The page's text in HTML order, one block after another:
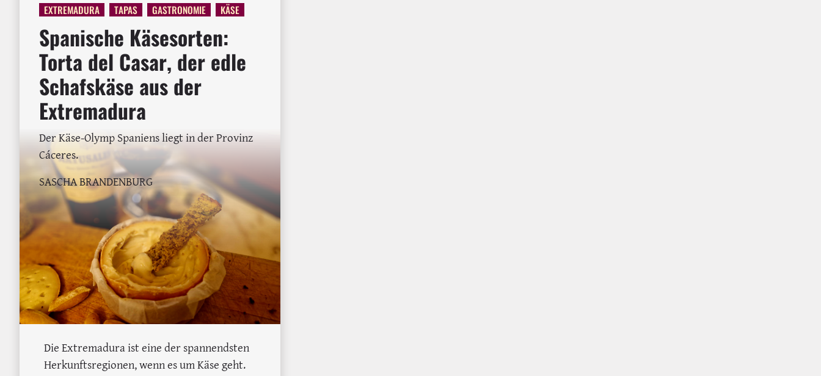
EXTREMADURA TAPAS GASTRONOMIE KÄSE
Spanische Käsesorten:
Torta del Casar, der edle
Schafskäse aus der
Extremadura
Der Käse-Olymp Spaniens liegt in der Provinz
Cáceres.
SASCHA BRANDENBURG
Die Extremadura ist eine der spannendsten
Herkunftsregionen, wenn es um Käse geht.